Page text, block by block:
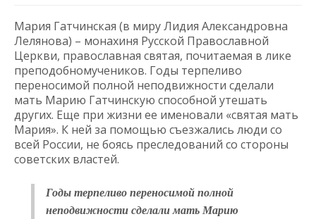
Мария Гатчинская (в миру Лидия Александровна
Лелянова) – монахиня Русской Православной
Церкви, православная святая, почитаемая в лике
преподобномучеников. Годы терпеливо
переносимой полной неподвижности сделали
мать Марию Гатчинскую способной утешать
других. Еще при жизни ее именовали «святая мать
Мария». К ней за помощью съезжались люди со
всей России, не боясь преследований со стороны
советских властей.
Годы терпеливо переносимой полной
неподвижности сделали мать Марию